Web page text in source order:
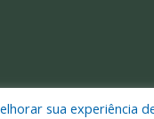
sua experiência